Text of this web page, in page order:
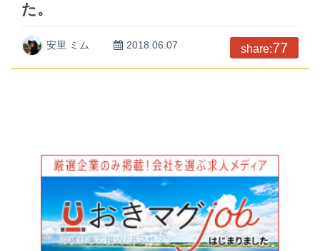
た。
安里 ミム 2018.06.07 share:77